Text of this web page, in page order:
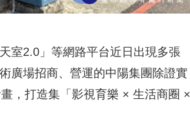
室2.0」等網路平台近日出現多張
廣場招商、 營運的中陽集團除證實
，打造集「 影視育樂 × 生活商圈 ×